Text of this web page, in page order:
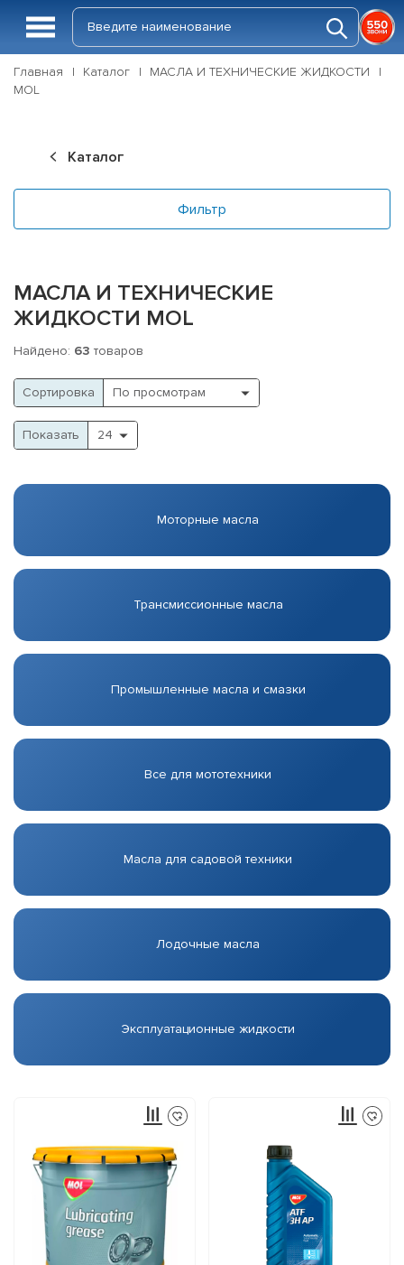
Главная Каталог
МАСЛА И ТЕХНИЧЕСКИЕ ЖИДКОСТИ
MOL
Каталог
Фильтр
МАСЛА И ТЕХНИЧЕСКИЕ
ЖИДКОСТИ MOL
Найдено: 63 товаров
Cортировка
Показать
Моторные масла
Трансмиссионные масла
Промышленные масла и смазки
Все для мототехники
Масла для садовой техники
Лодочные масла
Эксплуатационные жидкости